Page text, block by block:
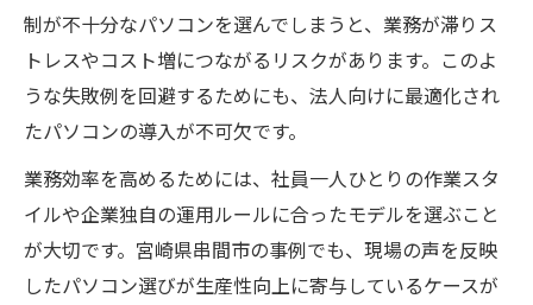
制が不十分なパソコンを選んでしまうと、業務が滞りス
トレスやコスト増につながるリスクがあります。このよ
うな失敗例を回避するためにも、法人向けに最適化され
たパソコンの導入が不可欠です。
業務効率を高めるためには、社員一人ひとりの作業スタ
イルや企業独自の運用ルールに合ったモデルを選ぶこと
が大切です。宮崎県串間市の事例でも、現場の声を反映
したパソコン選びが生産性向上に寄与しているケースが